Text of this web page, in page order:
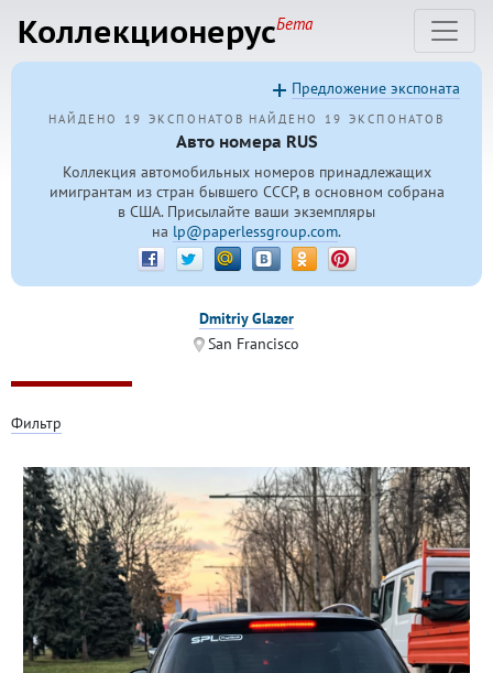
КоллекционерусБета
НАЙДЕНО 19 ЭКСПОНАТОВ НАЙДЕНО 19 ЭКСПОНАТОВ
Авто номера RUS
Коллекция автомобильных номеров принадлежащих
имигрантам из стран бывшего СССР, в основном собрана
в США. Присылайте ваши экземпляры
на lp@paperlessgroup.com.
Предложение экспоната
Dmitriy Glazer
San Francisco
Фильтр